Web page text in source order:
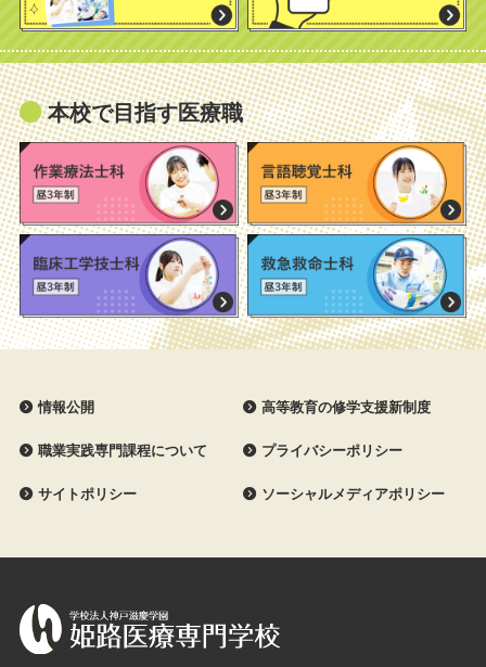
本校で目指す医療職
情報公開 高等教育の修学支援新制度
職業実践専門課程について プライバシーポリシー
サイトポリシー ソーシャルメディアポリシー